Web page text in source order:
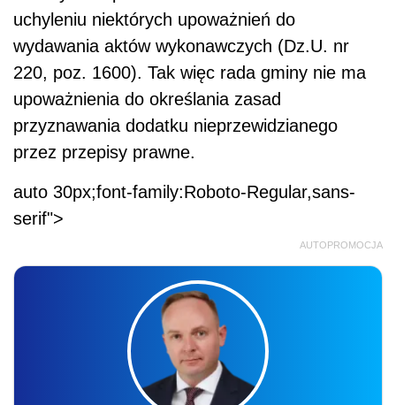
uchyleniu niektórych upoważnień do
wydawania aktów wykonawczych (Dz.U. nr
220, poz. 1600). Tak więc rada gminy nie ma
upoważnienia do określania zasad
przyznawania dodatku nieprzewidzianego
przez przepisy prawne.
auto 30px;font-family:Roboto-Regular,sans-
serif">
AUTOPROMOCJA